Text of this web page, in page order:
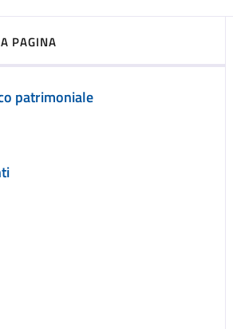
PAGINA
patrimoniale